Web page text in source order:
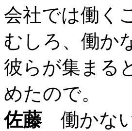
会社では働く
むしろ、働か
彼らが集まる
めたので。
佐藤働かない